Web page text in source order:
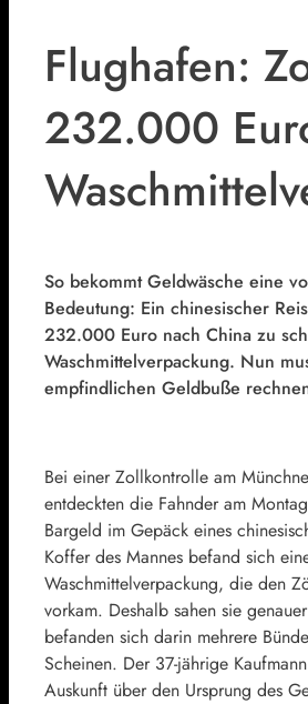
Flughafen:
232.000
So bekommt Geldwäsche eine
Bedeutung: Ein chinesischer
232.000 Euro nach China zu
Waschmittelverpackung. Nun
empfindlichen Geldbuße
Bei einer Zollkontrolle am
entdeckten die Fahnder am
Bargeld im Gepäck eines
Koffer des Mannes befand sich
Waschmittelverpackung, die den
vorkam. Deshalb sahen sie
befanden sich darin mehrere
Scheinen. Der 37-jährige
Auskunft über den Ursprung des